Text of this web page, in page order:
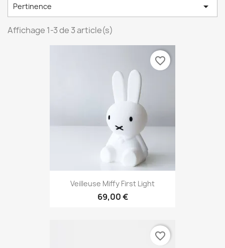
Pertinence 
Affichage 1-3 de 3 article(s)
Veilleuse Miffy First Light
69,00 €
favorite_border
favorite_border